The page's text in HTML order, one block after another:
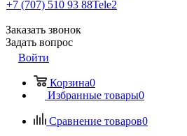
+7 (707) 510 93 88Tele2
Заказать звонок
Задать вопрос
Войти
Корзина0
Избранные товары0
Сравнение товаров0